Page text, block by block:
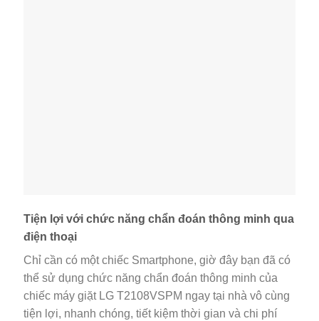
Tiện lợi với chức năng chẩn đoán thông minh qua
điện thoại
Chỉ cần có một chiếc Smartphone, giờ đây bạn đã có
thể sử dụng chức năng chẩn đoán thông minh của
chiếc máy giặt LG T2108VSPM ngay tại nhà vô cùng
tiện lợi, nhanh chóng, tiết kiệm thời gian và chi phí